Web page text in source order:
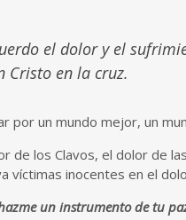
el dolor y el
Cristo en la cruz.
por un mundo mejor, un
de los Clavos, el dolor de
víctimas inocentes en el
un instrumento de tu